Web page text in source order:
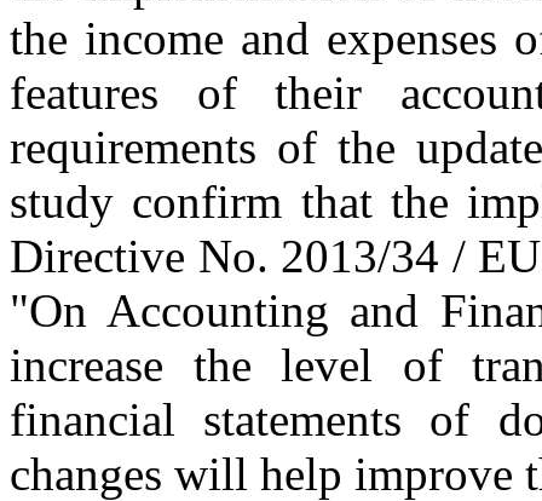
the income and expenses
features of their
requirements of the
study confirm that the
Directive No. 2013/34 /
"On Accounting and
increase the level of
financial statements of
changes will help improve